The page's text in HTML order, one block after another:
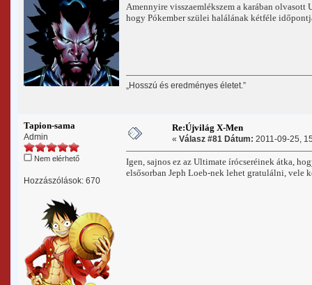
Amennyire visszaemlékszem a karában
hogy Pókember szülei halálának kétféle
„Hosszú és eredményes életet.”
Tapion-sama
Admin
Nem elérhető
Hozzászólások: 670
Re:Újvilág X-Men
« Válasz #81 Dátum: 2011-09-25,
Igen, sajnos ez az Ultimate írócseréinek átka,
elsősorban Jeph Loeb-nek lehet gratulálni, vele